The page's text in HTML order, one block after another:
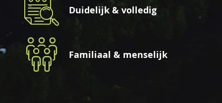
Duidelijk & volledig
Familiaal & menselijk